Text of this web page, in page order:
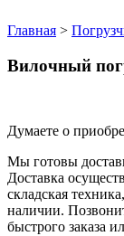
Главная >
Вилочный
Думаете о
Мы готовы
Доставка
складская
наличии.
быстрого заказа